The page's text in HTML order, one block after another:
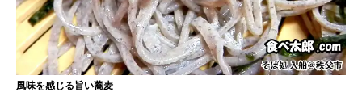
風味を感じる旨い蕎麦